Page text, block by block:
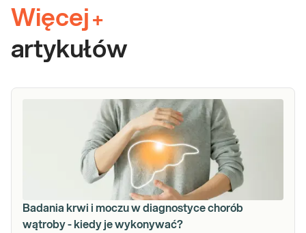
Więcej +
artykułów
Badania krwi i moczu w diagnostyce chorób
wątroby - kiedy je wykonywać?